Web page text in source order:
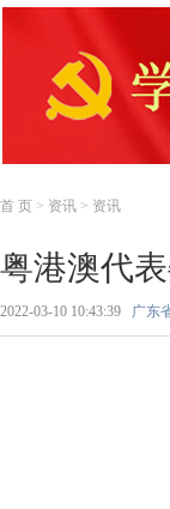
首 页 > 资讯 > 资讯
粤港澳代
2022-03-10 10:43:39 广东